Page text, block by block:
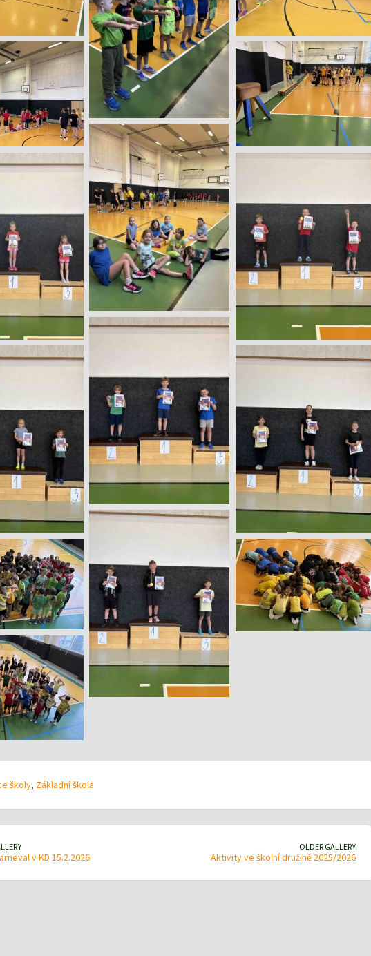
školy, Základní škola
v KD 15.2.2026
OLDER GALLERY
Aktivity ve školní družině 2025/2026